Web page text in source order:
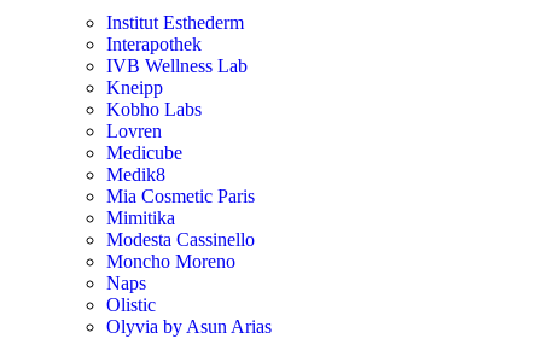
Institut Esthederm
Interapothek
IVB Wellness Lab
Kneipp
Kobho Labs
Lovren
Medicube
Medik8
Mia Cosmetic Paris
Mimitika
Modesta Cassinello
Moncho Moreno
Naps
Olistic
Olyvia by Asun Arias